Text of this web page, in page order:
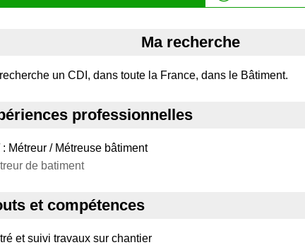
Ma recherche
un CDI, dans toute la France, dans le Bâtiment.
professionnelles
: Métreur / Métreuse bâtiment
de batiment
et compétences
et suivi travaux sur chantier